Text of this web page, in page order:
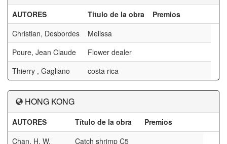
AUTORES Título de la obra
Premios
Christian, Desbordes
Melissa
Poure, Jean Claude
Flower dealer
Thierry , Gagliano
costa rica
HONG KONG
AUTORES Título de la obra
Premios
Chan, H. W.
Catch shrimp C5